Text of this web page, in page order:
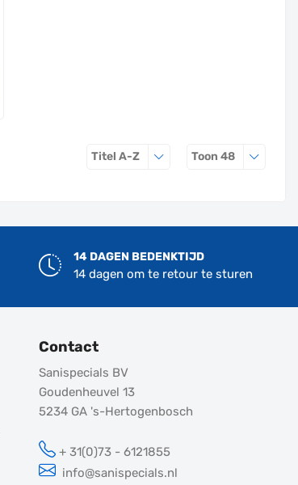
Toon 48Producten
Titel A-ZSorteren op
14 DAGEN BEDENKTIJD
14 dagen om te retour te sturen
Contact
Sanispecials BV
Goudenheuvel 13
5234 GA 's-Hertogenbosch
+ 31(0)73 - 6121855
info@sanispecials.nl